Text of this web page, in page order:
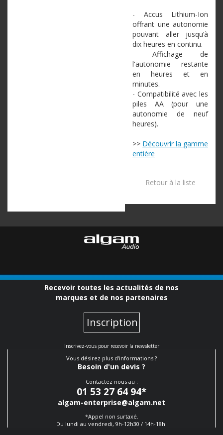
- Accus Lithium-Ion
offrant une autonomie
pouvant aller jusqu’à
dix heures en continu.
- Affichage de
l'autonomie restante
en heures et en
minutes.
- Compatibilité avec les
piles AA (pour une
autonomie de neuf
heures).
>> Découvrir la gamme
entière
Retour à la liste
Recevoir toutes les actualités de nos
marques et de nos partenaires
Inscription
Inscrivez-vous pour recevoir la newsletter
Vous désirez plus d'informations ?
Besoin d'un devis ?
Contactez nous au :
01 53 27 64 94*
algam-enterprise@algam.net
*Appel non surtaxé.
Du lundi au vendredi, 9h-12h30 / 14h-18h.